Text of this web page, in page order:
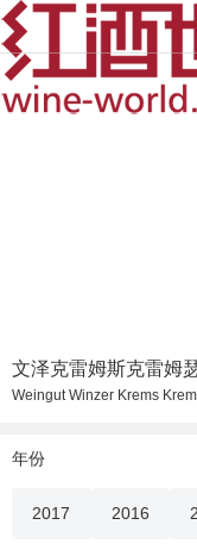
文泽克雷姆斯克雷姆
Weingut Winzer Krems
年份
2017 2016